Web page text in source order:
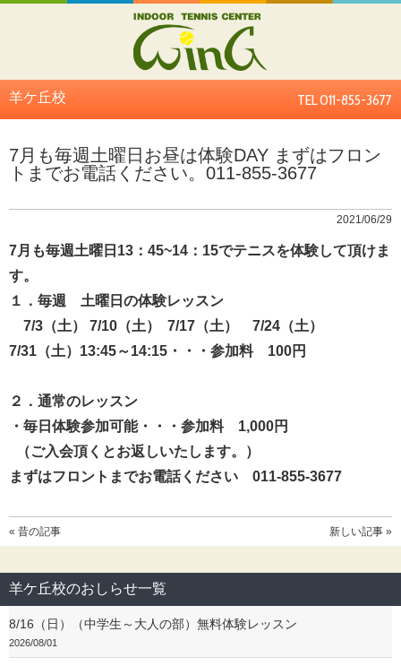
羊ケ丘校 TEL 011-855-3677
7月も毎週土曜日お昼は体験DAY まずはフロン
トまでお電話ください。011-855-3677
2021/06/29
7月も毎週土曜日13：45~14：15でテニスを体験して頂けま
す。
１．毎週 土曜日の体験レッスン
7/3 （土） 7/10 （土）
7/17（土） 7/24（土）
7/31（土）13:45～14:15 ・・・参加料 100円
２．通常のレッスン
・毎日体験参加可能・・・参加料 1,000円
（ご入会頂くとお返しいたします。）
まずはフロントまでお電話ください 011-855-3677
« 昔の記事 新しい記事 »
羊ケ丘校のおしらせ一覧
8/16（日）（中学生～大人の部）無料体験レッスン
2026/08/01